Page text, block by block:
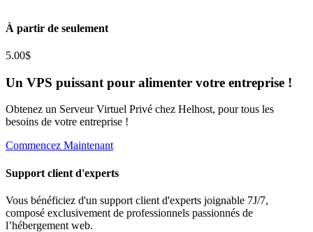
À partir de seulement
5.00$
Un VPS puissant pour alimenter votre entreprise !
Obtenez un Serveur Virtuel Privé chez Helhost, pour tous les
besoins de votre entreprise !
Commencez Maintenant
Support client d'experts
Vous bénéficiez d'un support client d'experts joignable 7J/7,
composé exclusivement de professionnels passionnés de
l’hébergement web.